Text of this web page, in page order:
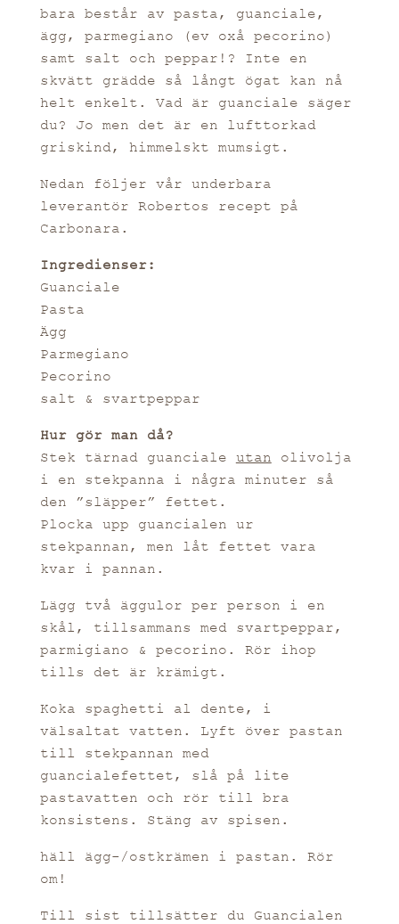
bara består av pasta, guanciale,
ägg, parmegiano (ev oxå pecorino)
samt salt och peppar!? Inte en
skvätt grädde så långt ögat kan nå
helt enkelt. Vad är guanciale säger
du? Jo men det är en lufttorkad
griskind, himmelskt mumsigt.
Nedan följer vår underbara
leverantör Robertos recept på
Carbonara.
Ingredienser:
Guanciale
Pasta
Ägg
Parmegiano
Pecorino
salt & svartpeppar
Hur gör man då?
Stek tärnad guanciale utan olivolja
i en stekpanna i några minuter så
den ”släpper” fettet.
Plocka upp guancialen ur
stekpannan, men låt fettet vara
kvar i pannan.
Lägg två äggulor per person i en
skål, tillsammans med svartpeppar,
parmigiano & pecorino. Rör ihop
tills det är krämigt.
Koka spaghetti al dente, i
välsaltat vatten. Lyft över pastan
till stekpannan med
guancialefettet, slå på lite
pastavatten och rör till bra
konsistens. Stäng av spisen.
häll ägg-/ostkrämen i pastan. Rör
om!
Till sist tillsätter du Guancialen